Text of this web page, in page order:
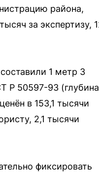
района,
за экспертизу,
1 метр 3
Р 50597-93
в 153,1 тысячи
2,1 тысячи
фиксировать